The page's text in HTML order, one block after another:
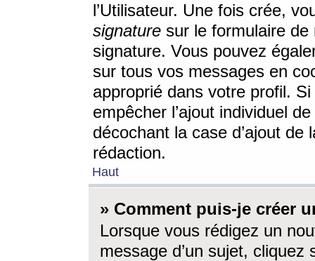
l’Utilisateur. Une fois crée,
signature sur le formulaire de
signature. Vous pouvez
sur tous vos messages en
approprié dans votre profil.
empêcher l’ajout individuel
décochant la case d’ajout
rédaction.
Haut
» Comment puis-je créer
Lorsque vous rédigez un
message d’un sujet, cliquez